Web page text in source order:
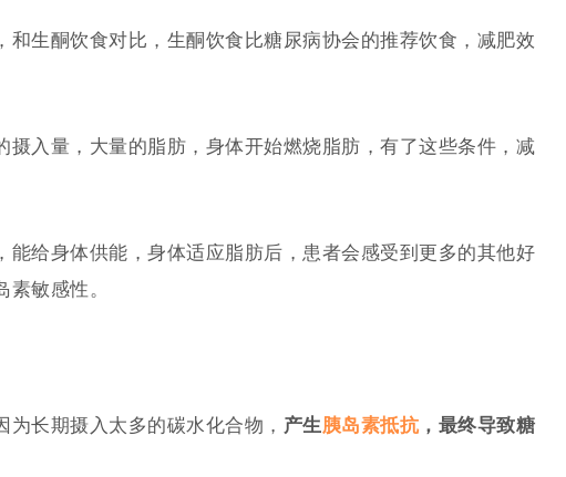
生酮饮食对比，生酮饮食比糖尿病协会的推荐饮食，减肥效
摄入量，大量的脂肪，身体开始燃烧脂肪，有了这些条件，减
能给身体供能，身体适应脂肪后，患者会感受到更多的其他好
敏感性。
长期摄入太多的碳水化合物， 产生胰岛素抵抗，最终导致糖